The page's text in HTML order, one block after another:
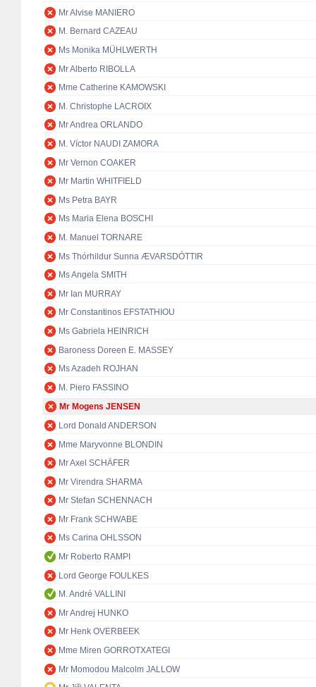
Mr Alvise MANIERO
M. Bernard CAZEAU
Ms Monika MÜHLWERTH
Mr Alberto RIBOLLA
Mme Catherine KAMOWSKI
M. Christophe LACROIX
Mr Andrea ORLANDO
M. Víctor NAUDI ZAMORA
Mr Vernon COAKER
Mr Martin WHITFIELD
Ms Petra BAYR
Ms Maria Elena BOSCHI
M. Manuel TORNARE
Ms Thórhildur Sunna ÆVARSDÓTTIR
Ms Angela SMITH
Mr Ian MURRAY
Mr Constantinos EFSTATHIOU
Ms Gabriela HEINRICH
Baroness Doreen E. MASSEY
Ms Azadeh ROJHAN
M. Piero FASSINO
Mr Mogens JENSEN
Lord Donald ANDERSON
Mme Maryvonne BLONDIN
Mr Axel SCHÄFER
Mr Virendra SHARMA
Mr Stefan SCHENNACH
Mr Frank SCHWABE
Ms Carina OHLSSON
Mr Roberto RAMPI
Lord George FOULKES
M. André VALLINI
Mr Andrej HUNKO
Mr Henk OVERBEEK
Mme Miren GORROTXATEGI
Mr Momodou Malcolm JALLOW